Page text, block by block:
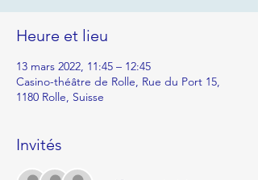
Heure et lieu
13 mars 2022, 11:45 – 12:45
Casino-théâtre de Rolle, Rue du Port 15,
1180 Rolle, Suisse
Invités